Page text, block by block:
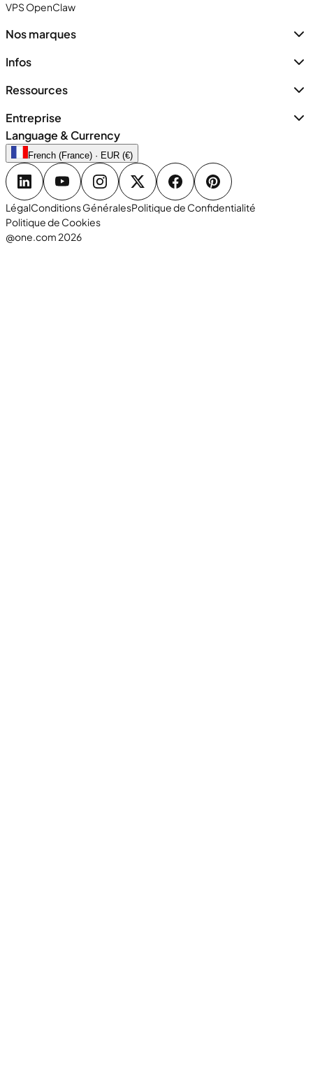
VPS OpenClaw
Nos marques
Infos
Ressources
Entreprise
Language & Currency
French (France) · EUR (€)
LégalConditions GénéralesPolitique de Confidentialité
Politique de Cookies
@one.com 2026